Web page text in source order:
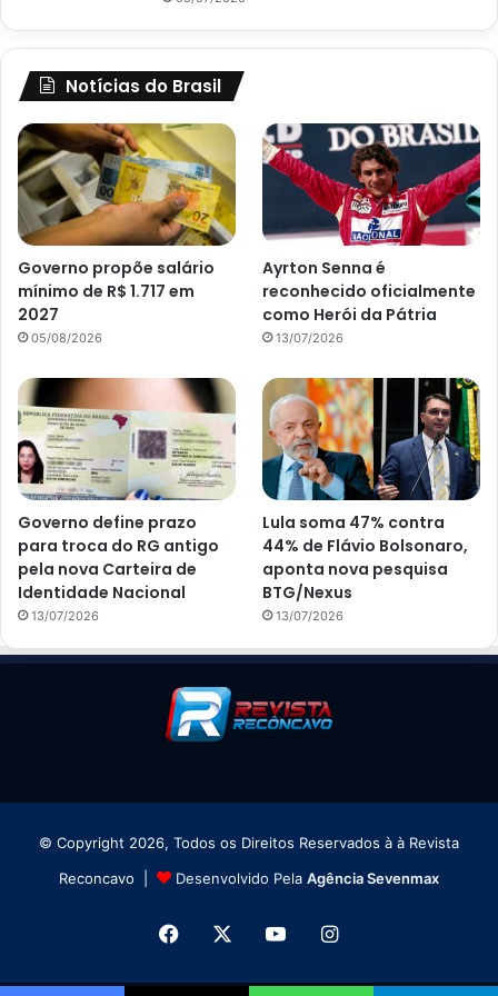
Notícias do Brasil
Governo propõe salário
mínimo de R$ 1.717 em
2027
05/08/2026
Ayrton Senna é
reconhecido oficialmente
como Herói da Pátria
13/07/2026
Governo define prazo
para troca do RG antigo
pela nova Carteira de
Identidade Nacional
13/07/2026
Lula soma 47% contra
44% de Flávio Bolsonaro,
aponta nova pesquisa
BTG/Nexus
13/07/2026
© Copyright 2026, Todos os Direitos Reservados à à Revista
Reconcavo |
Desenvolvido Pela Agência Sevenmax
Facebook YouTubeInstagram